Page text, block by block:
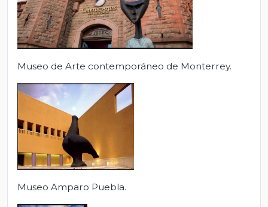
Museo de Arte contemporáneo de Monterrey.
Museo Amparo Puebla.